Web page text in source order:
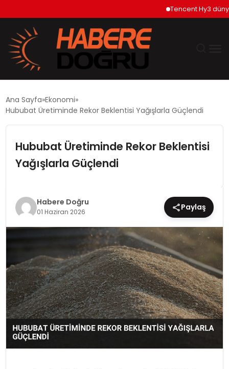
Tencent Hy3 dünya
SİYASET
DÜNYA
TEKNOLOJİ
SPOR
EĞİTİM
MAGAZİN
SAĞLIK
YAŞAM
Ana Sayfa Ekonomi
Hububat Üretiminde Rekor Beklentisi Yağışlarla Güçlendi
Hububat Üretiminde Rekor Beklentisi
Yağışlarla Güçlendi
Habere Doğru
01 Haziran 2026 Paylaş